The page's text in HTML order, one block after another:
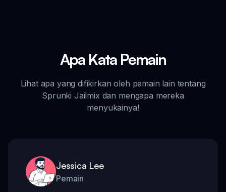
Apa Kata Pemain
Lihat apa yang difikirkan oleh pemain lain tentang
Sprunki Jailmix dan mengapa mereka
menyukainya!
Jessica Lee
Pemain